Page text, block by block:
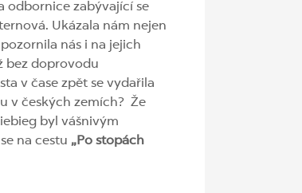
odbornice zabývající se
Ukázala nám nejen
nás i na jejich
bez doprovodu
v čase zpět se vydařila
v českých zemích? Že
byl vášnivým
na cestu „Po stopách